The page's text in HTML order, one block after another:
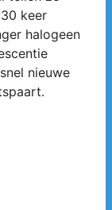
keer
halogeen
nieuwe